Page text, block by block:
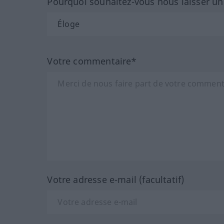
Votre commentaire*
Votre adresse e-mail (facultatif)